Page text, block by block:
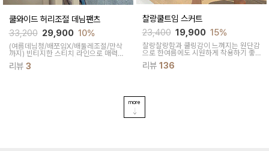
쿨와이드 허리조절 데님팬츠
33,200 29,900 10%
(여름데님청/배쪼임X/배둘레조절/만삭
까지) 빈티지한 스티치 라인으로 매력있
는 데님팬츠예요~ 조절밴드로 사이즈를
조절하실 수 있어요
리뷰 3
찰랑쿨트임 스커트
23,400 19,900 15%
찰랑찰랑함과 쿨링감이 느껴지는 원단감
으로 한여름에도 시원하게 착용하기 좋
은 롱 스커트에요!
리뷰 136
more